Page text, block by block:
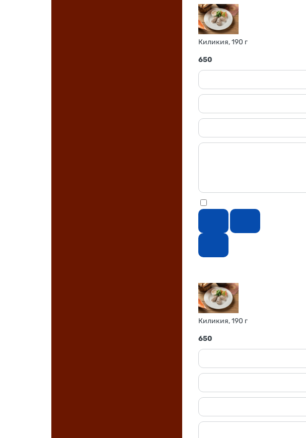
Киликия, 190 г
650
Киликия, 190 г
650